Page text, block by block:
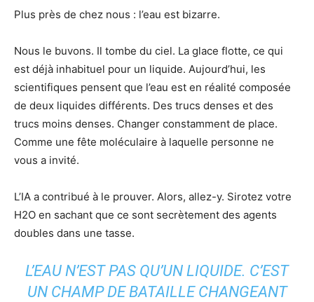
Plus près de chez nous : l’eau est bizarre.
Nous le buvons. Il tombe du ciel. La glace flotte, ce qui
est déjà inhabituel pour un liquide. Aujourd’hui, les
scientifiques pensent que l’eau est en réalité composée
de deux liquides différents. Des trucs denses et des
trucs moins denses. Changer constamment de place.
Comme une fête moléculaire à laquelle personne ne
vous a invité.
L’IA a contribué à le prouver. Alors, allez-y. Sirotez votre
H2O en sachant que ce sont secrètement des agents
doubles dans une tasse.
L’EAU N’EST PAS QU’UN LIQUIDE. C’EST
UN CHAMP DE BATAILLE CHANGEANT